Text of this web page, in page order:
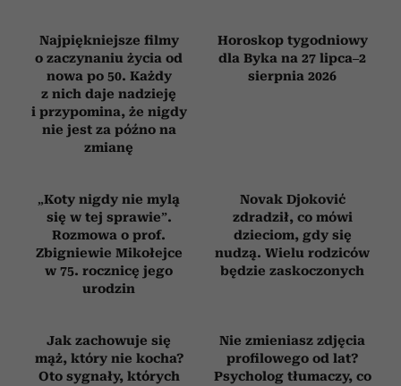
Najpiękniejsze filmy
o zaczynaniu życia od
nowa po 50. Każdy
z nich daje nadzieję
i przypomina, że nigdy
nie jest za późno na
zmianę
Horoskop tygodniowy
dla Byka na 27 lipca–2
sierpnia 2026
„Koty nigdy nie mylą
się w tej sprawie”.
Rozmowa o prof.
Zbigniewie Mikołejce
w 75. rocznicę jego
urodzin
Novak Djoković
zdradził, co mówi
dzieciom, gdy się
nudzą. Wielu rodziców
będzie zaskoczonych
Jak zachowuje się
mąż, który nie kocha?
Oto sygnały, których
Nie zmieniasz zdjęcia
profilowego od lat?
Psycholog tłumaczy, co